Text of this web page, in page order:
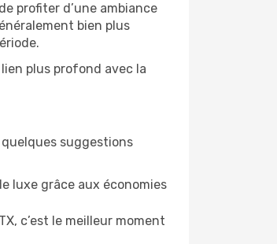
profiter d’une ambiance
bien plus
plus profond avec la
suggestions
luxe grâce aux économies
c’est le meilleur moment